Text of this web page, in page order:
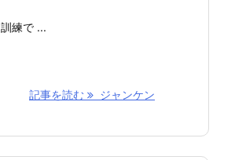
練で ...
記事を読む ジャンケン